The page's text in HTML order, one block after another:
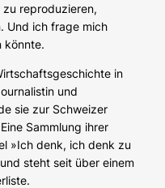
reproduzieren,
Und ich frage mich
könnte.
in
und
sie zur Schweizer
Sammlung ihrer
»Ich denk, ich denk zu
steht seit über einem